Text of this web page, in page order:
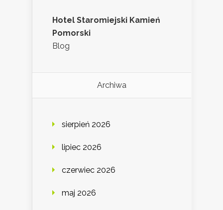
Hotel Staromiejski Kamień
Pomorski
Blog
Archiwa
sierpień 2026
lipiec 2026
czerwiec 2026
maj 2026